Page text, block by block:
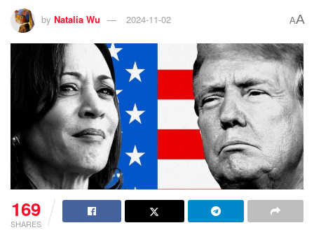
by Natalia Wu 2024-11-02 AA
169
SHARES